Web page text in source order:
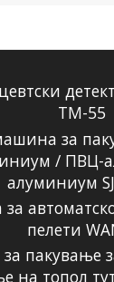
ТМ-55
за
/ ПВЦ-
алуминиум
пелети
пакување
на топол